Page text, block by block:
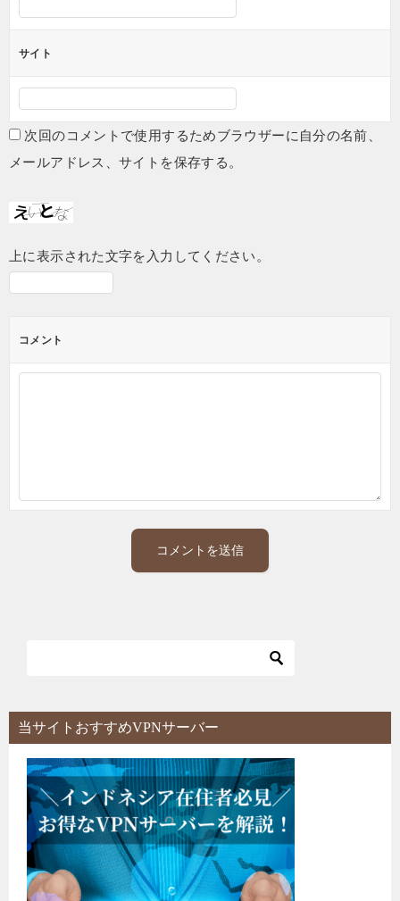
サイト
次回のコメントで使用するためブラウザーに自分の名前、
メールアドレス、サイトを保存する。
上に表示された文字を入力してください。
コメント
当サイトおすすめVPNサーバー